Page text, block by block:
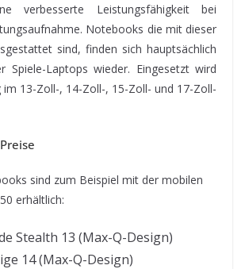
verbesserte Leistungsfähigkeit bei
Notebooks die mit dieser
sind, finden sich hauptsächlich
Spiele-Laptops wieder. Eingesetzt wird
im 13-Zoll-, 14-Zoll-, 15-Zoll- und 17-Zoll-
sind zum Beispiel mit der mobilen
erhältlich:
Stealth 13 (Max-Q-Design)
14 (Max-Q-Design)